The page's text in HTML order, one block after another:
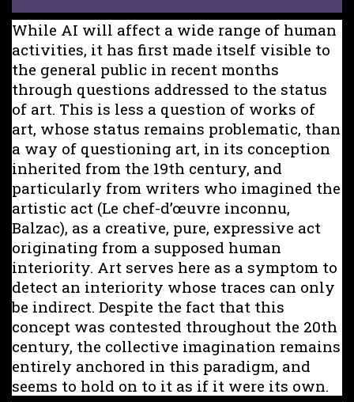
While AI will affect a wide range of human
activities, it has first made itself visible to
the general public in recent months
through questions addressed to the status
of art. This is less a question of works of
art, whose status remains problematic, than
a way of questioning art, in its conception
inherited from the 19th century, and
particularly from writers who imagined the
artistic act (Le chef-d’œuvre inconnu,
Balzac), as a creative, pure, expressive act
originating from a supposed human
interiority. Art serves here as a symptom to
detect an interiority whose traces can only
be indirect. Despite the fact that this
concept was contested throughout the 20th
century, the collective imagination remains
entirely anchored in this paradigm, and
seems to hold on to it as if it were its own.